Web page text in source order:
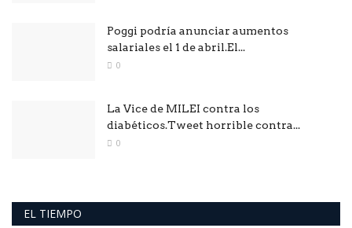
Poggi podría anunciar aumentos
salariales el 1 de abril.El...
0
La Vice de MILEI contra los
diabéticos.Tweet horrible contra...
0
EL TIEMPO